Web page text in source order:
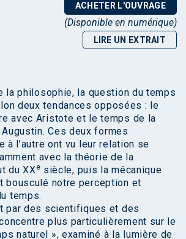
ACHETER L'OUVRAGE
(Disponible en numérique)
LIRE UN EXTRAIT
la philosophie, la question du temps
deux tendances opposées : le
avec Aristote et le temps de la
Ces deux formes
à l’autre ont vu leur relation se
avec la théorie de la
du XXe siècle, puis la mécanique
bousculé notre perception et
temps.
par des scientifiques et des
plus particulièrement sur le
naturel », examiné à la lumière de